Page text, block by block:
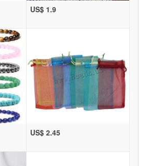
US$ 1.9
US$ 2.45